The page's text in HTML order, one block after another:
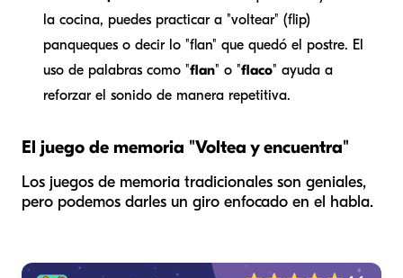
la cocina, puedes practicar a "voltear" (flip)
panqueques o decir lo "flan" que quedó el postre. El
uso de palabras como "flan" o "flaco" ayuda a
reforzar el sonido de manera repetitiva.
El juego de memoria "Voltea y encuentra"
Los juegos de memoria tradicionales son geniales,
pero podemos darles un giro enfocado en el habla.